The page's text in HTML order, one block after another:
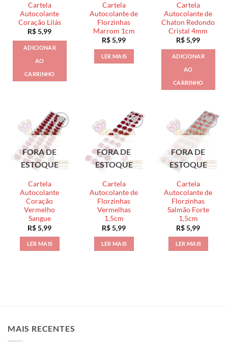
Cartela
Autocolante
Coração Lilás
R$5,99
ADICIONAR
AO
CARRINHO
Cartela
Autocolante de
Florzinhas
Marrom 1cm
R$5,99
LER MAIS
Cartela
Autocolante de
Chaton Redondo
Cristal 4mm
R$5,99
ADICIONAR
AO
CARRINHO
FORA DE
ESTOQUE
Cartela
Autocolante
Coração
Vermelho
Sangue
R$5,99
LER MAIS
FORA DE
ESTOQUE
Cartela
Autocolante de
Florzinhas
Vermelhas
1,5cm
R$5,99
LER MAIS
FORA DE
ESTOQUE
Cartela
Autocolante de
Florzinhas
Salmão Forte
1,5cm
R$5,99
LER MAIS
MAIS RECENTES